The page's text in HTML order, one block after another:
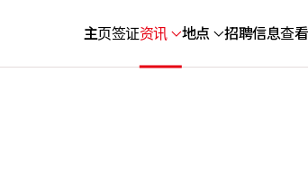
主页签证资讯 地点 招聘信息查